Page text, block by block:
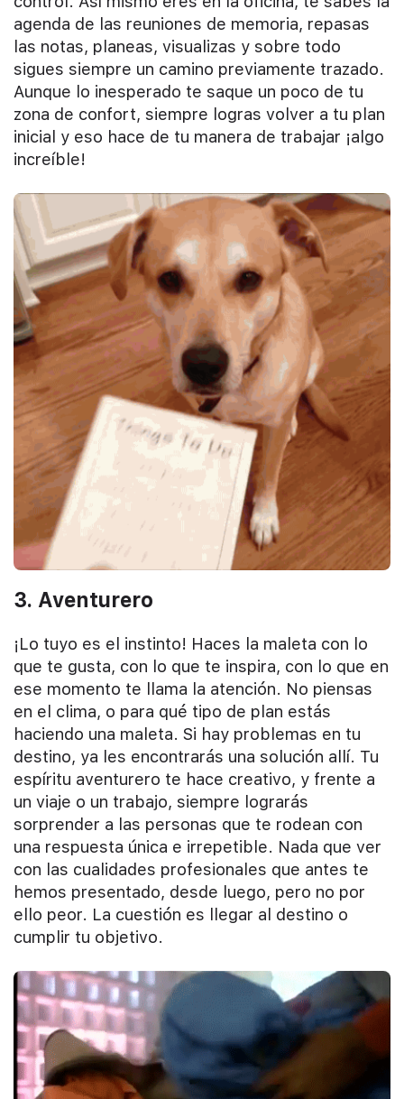
agenda de las reuniones de memoria, repasas
las notas, planeas, visualizas y sobre todo
sigues siempre un camino previamente trazado.
Aunque lo inesperado te saque un poco de tu
zona de confort, siempre logras volver a tu plan
inicial y eso hace de tu manera de trabajar ¡algo
increíble!
3. Aventurero
¡Lo tuyo es el instinto! Haces la maleta con lo
que te gusta, con lo que te inspira, con lo que en
ese momento te llama la atención. No piensas
en el clima, o para qué tipo de plan estás
haciendo una maleta. Si hay problemas en tu
destino, ya les encontrarás una solución allí. Tu
espíritu aventurero te hace creativo, y frente a
un viaje o un trabajo, siempre lograrás
sorprender a las personas que te rodean con
una respuesta única e irrepetible. Nada que ver
con las cualidades profesionales que antes te
hemos presentado, desde luego, pero no por
ello peor. La cuestión es llegar al destino o
cumplir tu objetivo.